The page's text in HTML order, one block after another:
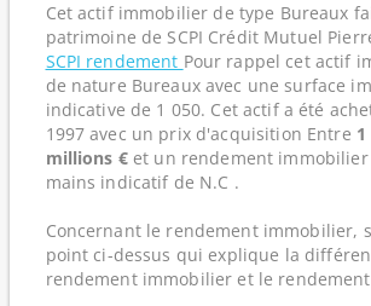
Cet actif immobilier de type Bureaux
patrimoine de SCPI Crédit Mutuel
SCPI rendement Pour rappel cet actif
de nature Bureaux avec une surface
indicative de 1 050. Cet actif a été
1997 avec un prix d'acquisition Entre
millions €et un rendement immobilier
mains indicatif de N.C .
Concernant le rendement immobilier,
point ci-dessus qui explique la
rendement immobilier et le rendement